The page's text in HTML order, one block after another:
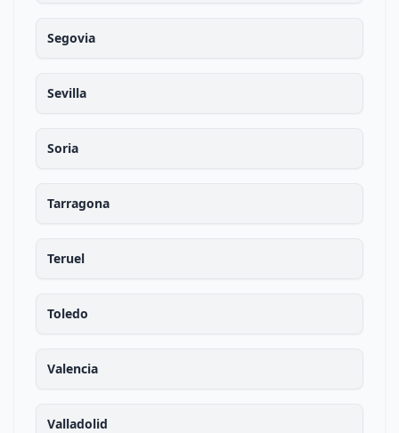
Segovia
Sevilla
Soria
Tarragona
Teruel
Toledo
Valencia
Valladolid